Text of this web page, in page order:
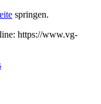
springen.
https://www.vg-